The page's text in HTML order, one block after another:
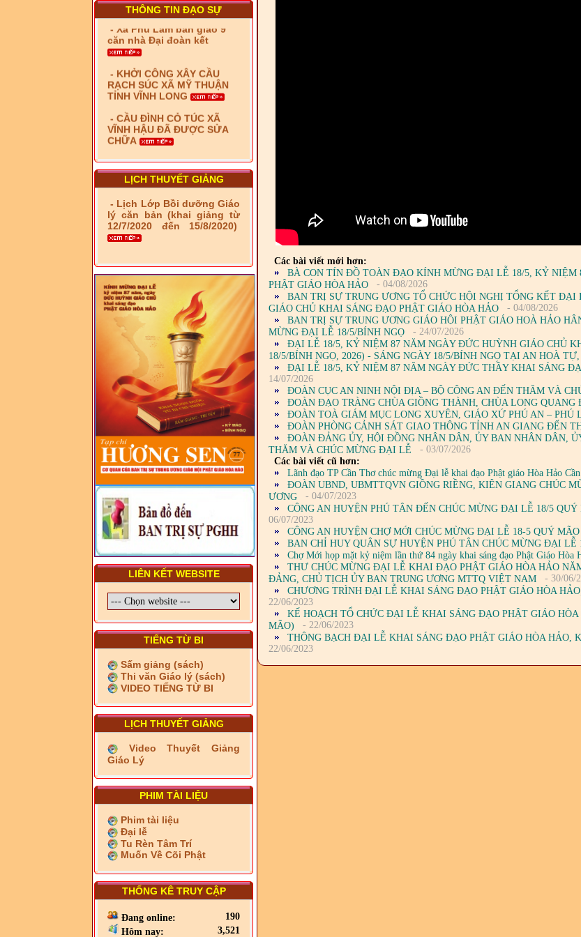
THÔNG TIN ĐẠO SỰ
- Xã Phú Lâm bàn giao 9
căn nhà Đại đoàn kết
RẠCH SÚC XÃ MỸ THUẬN
TỈNH VĨNH LONG
VĨNH HẬU ĐÃ ĐƯỢC SỬA
CHỮA
đoàn kết cho hộ có hoàn
cảnh khó khăn tại xã Tây
Yên
- LỄ RA QUÂN DẬM VÁ,
SỬA CHỮA LỘ GIAO
THÔNG NÔNG THÔN (XÃ
PHÚ THỌ)
- LỚP TẬP HUẤN LỊCH SỬ,
PHÁP LUẬT VIỆT NAM VÀ
HIẾN CHƯƠNG GIÁO HỘI
PGHH NHIỆM KỲ VI (2024-
2029) CHO TRỊ SỰ VIÊN
TRUNG ƯƠNG, BAN ĐẠI
DIỆN TỈNH VÀ GIÁO LÝ
VIÊN - CHUYÊN ĐỀ: NHỮNG
VẤN ĐỀ CHUNG VỀ PHÁP
LUẬT VÀ HỆ THỐNG PHÁP
LUẬT VIỆT NAM
- LỚP TẬP HUẤN LỊCH SỬ,
PHÁP LUẬT VIỆT NAM VÀ
HIẾN CHƯƠNG GIÁO HỘI
PGHH NHIỆM KỲ VI (2024-
2029) CHO TRỊ SỰ VIÊN
TRUNG ƯƠNG, BAN ĐẠI
DIỆN TỈNH VÀ GIÁO LÝ
VIÊN - CHUYÊN ĐỀ: SỰ RA
ĐỜI, BẢN CHẤT, CHỨC
NĂNG VÀ HÌNH THỨC CỦA
NƯỚC CHXHCN VIỆT NAM
LỊCH THUYẾT GIẢNG
- Lịch Lớp Bồi dưỡng Giáo
lý căn bản (khai giảng từ
12/7/2020 đến 15/8/2020)
LIÊN KẾT WEBSITE
TIẾNG TỪ BI
Sấm giảng (sách)
Thi văn Giáo lý (sách)
VIDEO TIẾNG TỪ BI
LỊCH THUYẾT GIẢNG
Video Thuyết Giảng
Giáo Lý
PHIM TÀI LIỆU
Phim tài liệu
Đại lễ
Tu Rèn Tâm Trí
Muốn Về Cõi Phật
THỐNG KÊ TRUY CẬP
Đang online:
190
Hôm nay:
3,521
Các bài viết mới hơn:
BÀ CON TÍN ĐỒ TOÀN ĐẠO KÍNH MỪNG ĐẠI LỄ 18/5, KỶ
PHẬT GIÁO HÒA HẢO
- 04/08/2026
BAN TRỊ SỰ TRUNG ƯƠNG TỔ CHỨC HỘI NGHỊ TỔNG KẾT
GIÁO CHỦ KHAI SÁNG ĐẠO PHẬT GIÁO HÒA HẢO
- 04/08/2026
BAN TRỊ SỰ TRUNG ƯƠNG GIÁO HỘI PHẬT GIÁO HOÀ HẢO
MỪNG ĐẠI LỄ 18/5/BÍNH NGỌ
- 24/07/2026
ĐẠI LỄ 18/5, KỶ NIỆM 87 NĂM NGÀY ĐỨC HUỲNH GIÁO CHỦ
18/5/BÍNH NGỌ, 2026) - SÁNG NGÀY 18/5/BÍNH NGỌ TẠI AN HOÀ
ĐẠI LỄ 18/5, KỶ NIỆM 87 NĂM NGÀY ĐỨC THẦY KHAI SÁNG
14/07/2026
ĐOÀN CỤC AN NINH NỘI ĐỊA – BỘ CÔNG AN ĐẾN THĂM VÀ
ĐOÀN ĐẠO TRÀNG CHÙA GIỒNG THÀNH, CHÙA LONG
ĐOÀN TOÀ GIÁM MỤC LONG XUYÊN, GIÁO XỨ PHÚ AN –
ĐOÀN PHÒNG CẢNH SÁT GIAO THÔNG TỈNH AN GIANG ĐẾN
ĐOÀN ĐẢNG ỦY, HỘI ĐỒNG NHÂN DÂN, ỦY BAN NHÂN DÂN,
THĂM VÀ CHÚC MỪNG ĐẠI LỄ
- 03/07/2026
Các bài viết cũ hơn:
Lãnh đạo TP Cần Thơ chúc mừng Đại lễ khai đạo Phật giáo Hòa Hảo
ĐOÀN UBND, UBMTTQVN GIỒNG RIỀNG, KIÊN GIANG CHÚC
ƯƠNG
- 04/07/2023
CÔNG AN HUYỆN PHÚ TÂN ĐẾN CHÚC MỪNG ĐẠI LỄ 18/5
06/07/2023
CÔNG AN HUYỆN CHỢ MỚI CHÚC MỪNG ĐẠI LỄ 18-5 QUÝ MÃO
BAN CHỈ HUY QUÂN SỰ HUYỆN PHÚ TÂN CHÚC MỪNG ĐẠI LỄ
Chợ Mới họp mặt kỷ niệm lần thứ 84 ngày khai sáng đạo Phật Giáo Hòa
THƯ CHÚC MỪNG ĐẠI LỄ KHAI ĐẠO PHẬT GIÁO HÒA HẢO
ĐẢNG, CHỦ TỊCH ỦY BAN TRUNG ƯƠNG MTTQ VIỆT NAM
- 30/06/
CHƯƠNG TRÌNH ĐẠI LỄ KHAI SÁNG ĐẠO PHẬT GIÁO HÒA
22/06/2023
KẾ HOẠCH TỔ CHỨC ĐẠI LỄ KHAI SÁNG ĐẠO PHẬT GIÁO
MÃO)
- 22/06/2023
THÔNG BẠCH ĐẠI LỄ KHAI SÁNG ĐẠO PHẬT GIÁO HÒA HẢO,
22/06/2023